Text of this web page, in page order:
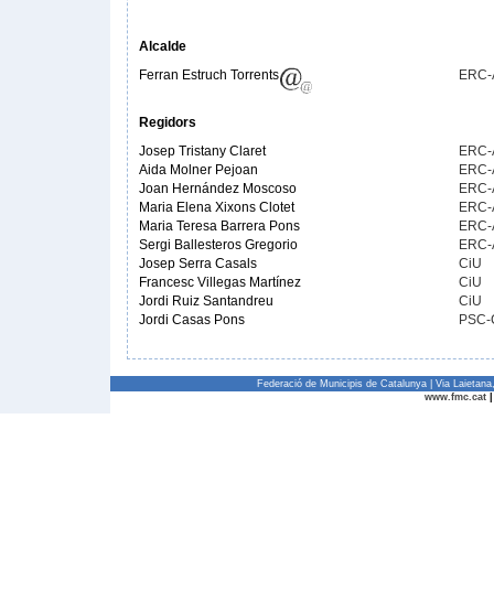
Alcalde
Ferran Estruch Torrents
Regidors
Josep Tristany Claret
Aida Molner Pejoan
Joan Hernández Moscoso
Maria Elena Xixons Clotet
Maria Teresa Barrera Pons
Sergi Ballesteros Gregorio
Josep Serra Casals
CiU
Francesc Villegas Martínez
CiU
Jordi Ruiz Santandreu
CiU
Jordi Casas Pons
Federació de Municipis de Catalunya | Via
www.fmc.cat